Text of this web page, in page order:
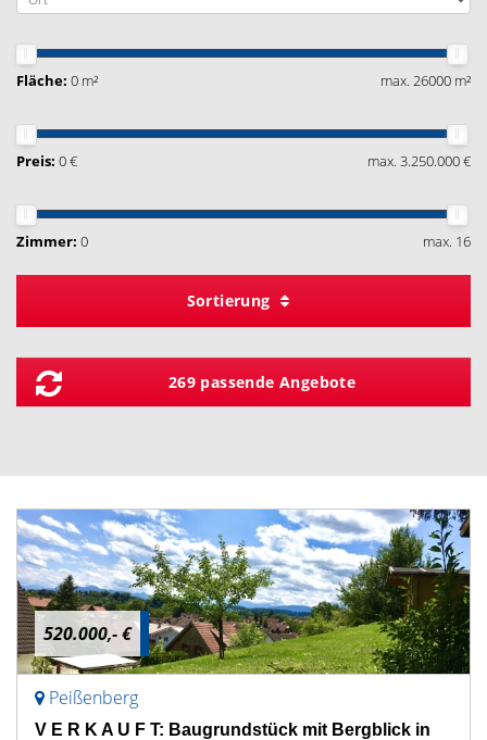
Fläche: 0 m² max. 26000 m²
Preis: 0 € max. 3.250.000 €
Zimmer: 0 max. 16
Sortierung
269 passende Angebote
520.000,- €
Peißenberg
V E R K A U F T: Baugrundstück mit Bergblick in